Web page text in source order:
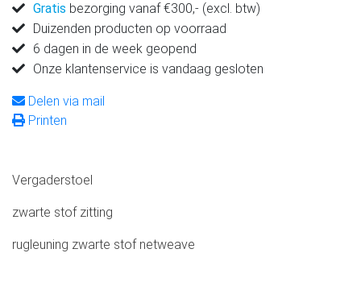
Gratis bezorging vanaf €300,- (excl. btw)
Duizenden producten op voorraad
6 dagen in de week geopend
Onze klantenservice is vandaag gesloten
Delen via mail
Printen
Vergaderstoel
zwarte stof zitting
rugleuning zwarte stof netweave